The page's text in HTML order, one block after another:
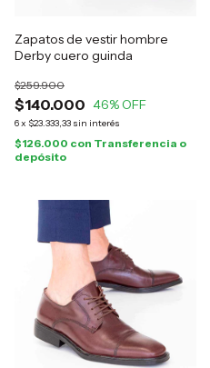
Zapatos de vestir hombre
Derby cuero guinda
$140.000
$259.900
46% OFF
6x $23.333,33 sin interés
$126.000 con Transferencia o
depósito